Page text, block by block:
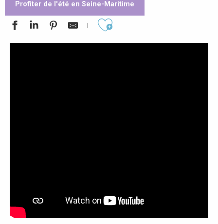
Profiter de l'été en Seine-Maritime
Ajouter aux favoris